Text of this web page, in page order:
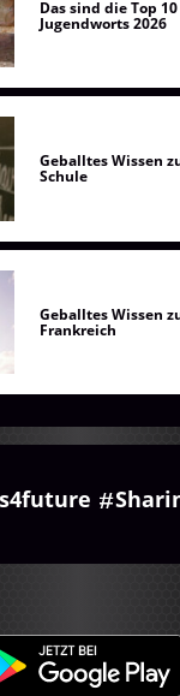
Das sind die Top
Jugendworts 2026
Geballtes Wissen
Schule
Geballtes Wissen
Frankreich